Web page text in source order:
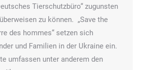
Tierschutzbüro“ zugunsten
zu können. „Save the
des hommes“ setzen sich
und Familien in der Ukraine ein.
umfassen unter anderem den